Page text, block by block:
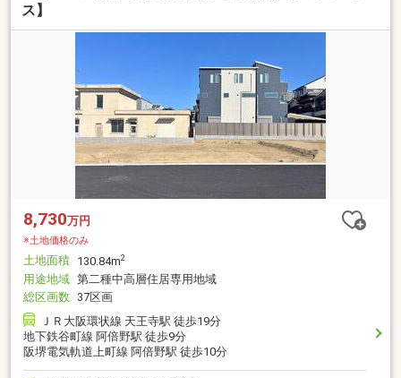
ス】
8,730万円
※土地価格のみ
土地面積 130.84m2
用途地域 第二種中高層住居専用地域
総区画数 37区画
ＪＲ大阪環状線 天王寺駅 徒歩19分
地下鉄谷町線 阿倍野駅 徒歩9分
阪堺電気軌道上町線 阿倍野駅 徒歩10分